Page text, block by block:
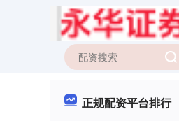
正规配资平台排行